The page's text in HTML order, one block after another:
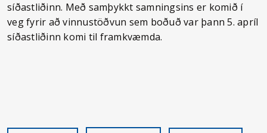
síðastliðinn. Með samþykkt samningsins er komið í
veg fyrir að vinnustöðvun sem boðuð var þann 5. apríl
síðastliðinn komi til framkvæmda.